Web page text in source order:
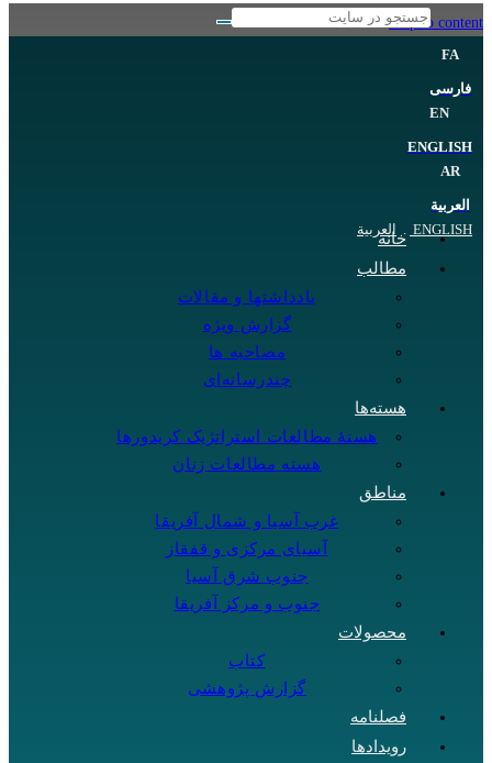
Skip to content
FA
فارسی
EN
ENGLISH
AR
العربية
ENGLISH
. العربية
خانه
مطالب
یادداشتها و مقالات
گزارش ویژه
مصاحبه ها
چندرسانه‌ای
هسته‌ها
هستهٔ مطالعات استراتژیک کریدورها
هسته مطالعات زنان
مناطق
غرب آسیا و شمال آفریقا
آسیای مرکزی و قفقاز
جنوب شرق آسیا
جنوب و مرکز آفریقا
محصولات
کتاب
گزارش پژوهشی
فصلنامه
رویدادها